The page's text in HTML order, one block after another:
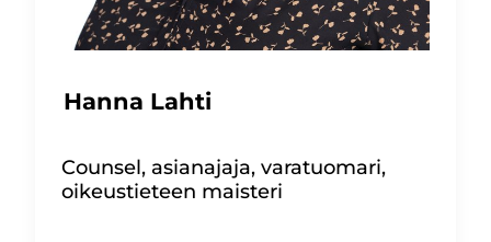
Hanna Lahti
Counsel, asianajaja, varatuomari,
oikeustieteen maisteri